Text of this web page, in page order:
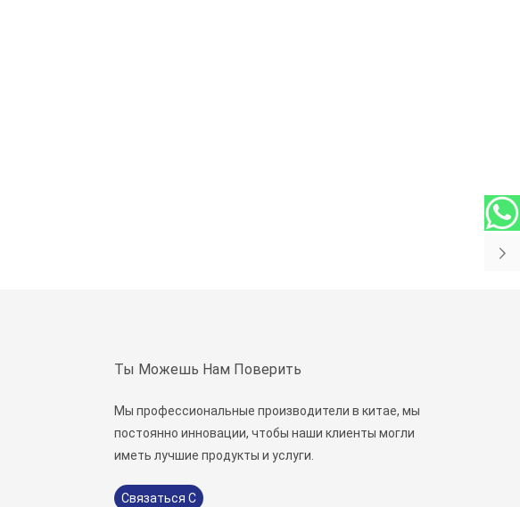
Ты Можешь Нам Поверить
Мы профессиональные производители в китае, мы
постоянно инновации, чтобы наши клиенты могли
иметь лучшие продукты и услуги.
Связаться С